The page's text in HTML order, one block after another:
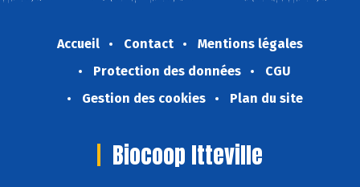
Accueil Contact
Mentions légales
Protection des données
CGU
Gestion des cookies
Plan du site
Biocoop Itteville